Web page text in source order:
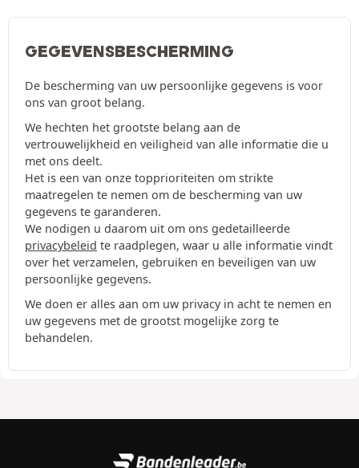
GEGEVENSBESCHERMING
De bescherming van uw persoonlijke gegevens is voor
ons van groot belang.
We hechten het grootste belang aan de
vertrouwelijkheid en veiligheid van alle informatie die u
met ons deelt.
Het is een van onze topprioriteiten om strikte
maatregelen te nemen om de bescherming van uw
gegevens te garanderen.
We nodigen u daarom uit om ons gedetailleerde
privacybeleid te raadplegen, waar u alle informatie vindt
over het verzamelen, gebruiken en beveiligen van uw
persoonlijke gegevens.
We doen er alles aan om uw privacy in acht te nemen en
uw gegevens met de grootst mogelijke zorg te
behandelen.